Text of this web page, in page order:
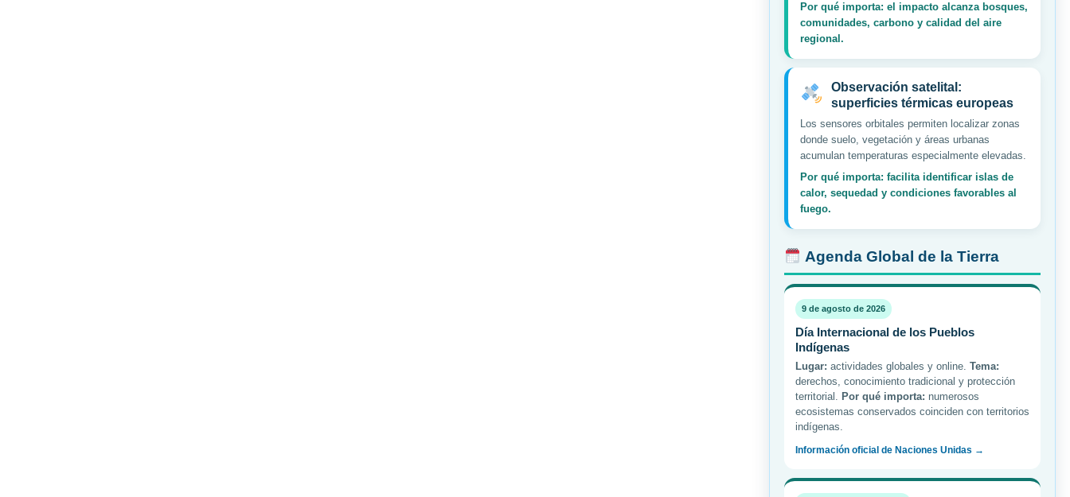
Por qué importa: el impacto alcanza bosques,
comunidades, carbono y calidad del aire
regional.
Observación satelital:
superficies térmicas europeas
Los sensores orbitales permiten localizar zonas
donde suelo, vegetación y áreas urbanas
acumulan temperaturas especialmente elevadas.
Por qué importa: facilita identificar islas de
calor, sequedad y condiciones favorables al
fuego.
Agenda Global de la Tierra
9 de agosto de 2026
Día Internacional de los Pueblos
Indígenas
Lugar: actividades globales y online. Tema:
derechos, conocimiento tradicional y protección
territorial. Por qué importa: numerosos
ecosistemas conservados coinciden con territorios
indígenas.
Información oficial de Naciones Unidas →